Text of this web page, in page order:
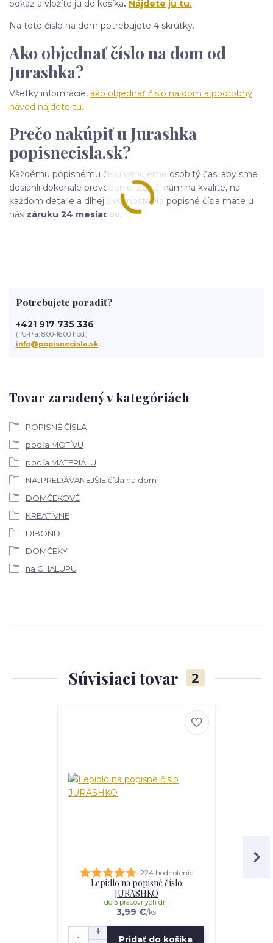
odkaz a vložíte ju do košíka. Nájdete ju tu.
Na toto číslo na dom potrebujete 4 skrutky.
Ako objednať číslo na dom od
Jurashka?
Všetky informácie, ako objednať číslo na dom a podrobný
návod nájdete tu.
Prečo nakúpiť u Jurashka
popisnecisla.sk?
Každému popisnému číslu venujeme osobitý čas, aby sme
dosiahli dokonalé prevedenie. Záleží nám na kvalite, na
každom detaile a dlhej životnosti. Na popisné čísla máte u
nás záruku 24 mesiacov.
Tovar zaradený v kategóriách
POPISNÉ ČÍSLA
podľa MOTÍVU
podľa MATERIÁLU
NAJPREDÁVANEJŠIE čísla na dom
DOMČEKOVÉ
KREATÍVNE
DIBOND
DOMČEKY
na CHALUPU
Potrebujete poradiť?
+421 917 735 336
(Po-Pia, 8:00-16:00 hod.)
info@popisnecisla.sk
Súvisiaci tovar 2
224 hodnotenie
Lepidlo na popisné číslo
JURASHKO
3,99 €/ks
do 5 pracovných dní
Pridať do košíka